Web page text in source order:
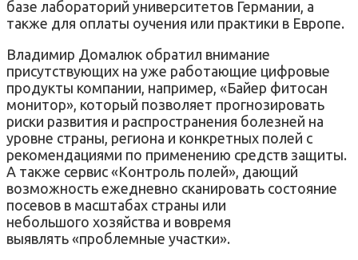
базе лабораторий университетов Германии, а
также для оплаты оучения или практики в Европе.
Владимир Домалюк обратил внимание
присутствующих на уже работающие цифровые
продукты компании, например, «Байер фитосан
монитор», который позволяет прогнозировать
риски развития и распространения болезней на
уровне страны, региона и конкретных полей с
рекомендациями по применению средств защиты.
А также сервис «Контроль полей», дающий
возможность ежедневно сканировать состояние
посевов в масштабах страны или
небольшого хозяйства и вовремя
выявлять «проблемные участки».